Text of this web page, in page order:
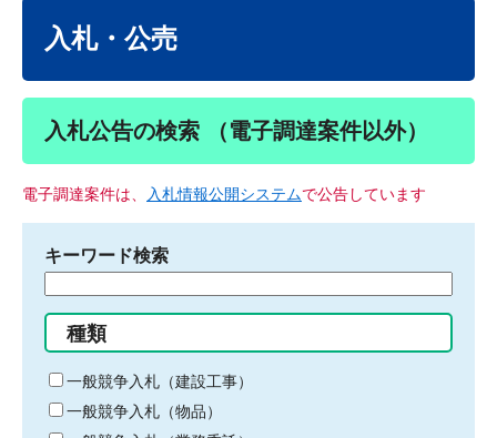
入札・公売
入札公告の検索 （電子調達案件以外）
電子調達案件は、 入札情報公開システムで公告しています
キーワード検索
る
キ
ー
ワ
種類
一般競争入札（建設工事）
一般競争入札（物品）